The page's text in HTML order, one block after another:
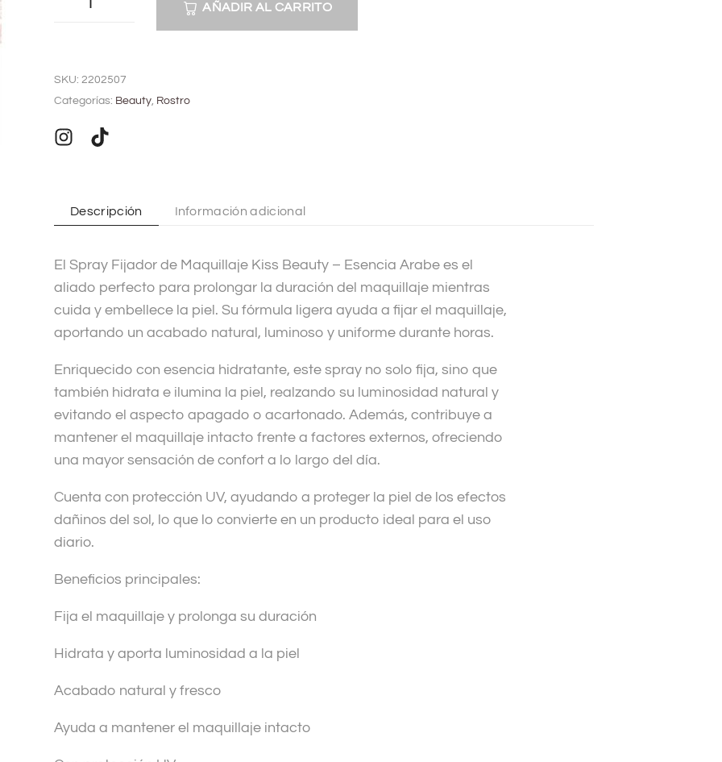
AÑADIR AL CARRITO
t
r
i
e
:
SKU: 2202507
Categorías: Beauty, Rostro
Descripción Información adicional
El Spray Fijador de Maquillaje Kiss Beauty – Esencia Arabe es el
aliado perfecto para prolongar la duración del maquillaje mientras
cuida y embellece la piel. Su fórmula ligera ayuda a fijar el maquillaje,
aportando un acabado natural, luminoso y uniforme durante horas.
Enriquecido con esencia hidratante, este spray no solo fija, sino que
también hidrata e ilumina la piel, realzando su luminosidad natural y
evitando el aspecto apagado o acartonado. Además, contribuye a
mantener el maquillaje intacto frente a factores externos, ofreciendo
una mayor sensación de confort a lo largo del día.
Cuenta con protección UV, ayudando a proteger la piel de los efectos
dañinos del sol, lo que lo convierte en un producto ideal para el uso
diario.
Beneficios principales:
Fija el maquillaje y prolonga su duración
Hidrata y aporta luminosidad a la piel
Acabado natural y fresco
Ayuda a mantener el maquillaje intacto